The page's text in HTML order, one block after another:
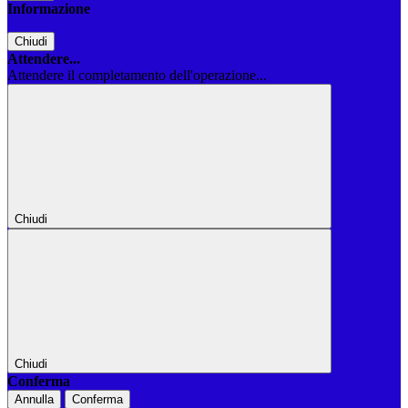
Informazione
Chiudi
Attendere...
Attendere il completamento dell'operazione...
Chiudi
Chiudi
Conferma
Annulla Conferma